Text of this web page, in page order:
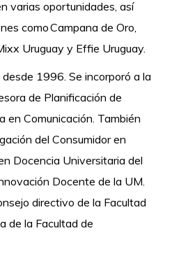
varias oportunidades, así
como Campana de Oro,
Uruguay y Effie Uruguay.
1996. Se incorporó a la
de Planificación de
en Comunicación. También
del Consumidor en
Docencia Universitaria del
Docente de la UM.
directivo de la Facultad
de la Facultad de